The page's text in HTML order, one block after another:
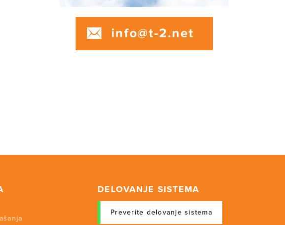
DELOVANJE SISTEMA
Preverite delovanje sistema